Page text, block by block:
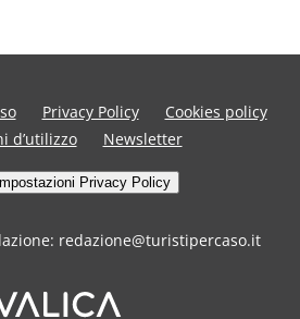
Privacy Policy
Cookies policy
d’utilizzo
Newsletter
Privacy Policy
redazione@turistipercaso.it